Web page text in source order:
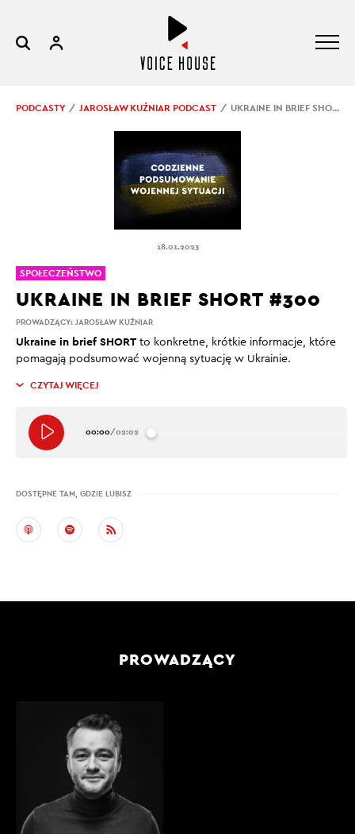
PODCASTY JAROSŁAW KUŹNIAR PODCAST UKRAINE IN BRIEF SHORT #300
18.01.2023
PROWADZĄCY: JAROSŁAW KUŹNIAR
UKRAINE IN BRIEF SHORT #300
Ukraine in brief SHORT to konkretne, krótkie informacje, które
pomagają podsumować wojenną sytuację w Ukrainie.
CZYTAJ WIĘCEJ
00:00/02:02
DOSTĘPNE TAM, GDZIE LUBISZ
SPOŁECZEŃSTWO
PROWADZĄCY